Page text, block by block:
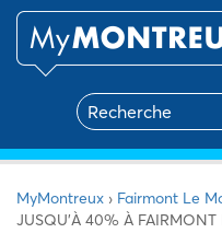
MyMontreux › Fairmont Le
JUSQU’À 40% À